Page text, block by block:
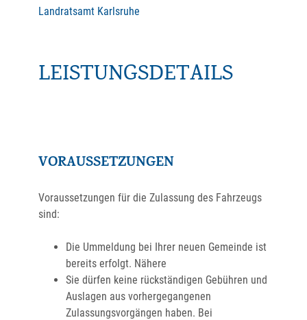
Landratsamt Karlsruhe
LEISTUNGSDETAILS
VORAUSSETZUNGEN
Voraussetzungen für die Zulassung des Fahrzeugs
sind:
Die Ummeldung bei Ihrer neuen Gemeinde ist
bereits erfolgt. Nähere
Sie dürfen keine rückständigen Gebühren und
Auslagen aus vorhergegangenen
Zulassungsvorgängen haben. Bei